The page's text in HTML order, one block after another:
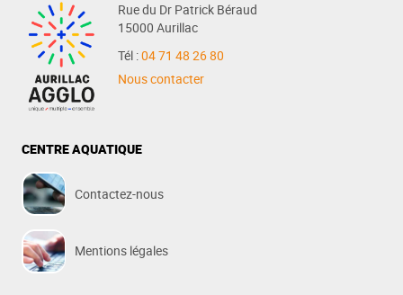
Rue du Dr Patrick Béraud
15000 Aurillac
Tél :04 71 48 26 80
Nous contacter
CENTRE AQUATIQUE
Contactez-nous
Mentions légales